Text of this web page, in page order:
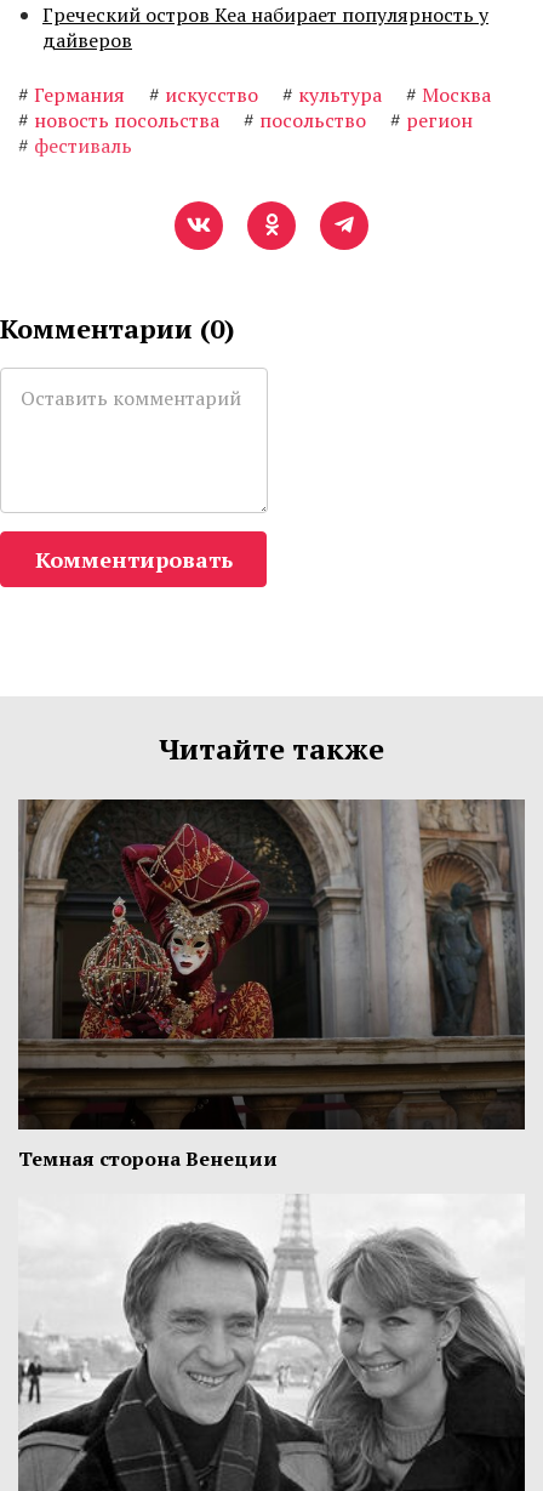
Греческий остров Кеа набирает популярность у
дайверов
# Германия # искусство # культура # Москва
# новость посольства # посольство # регион
# фестиваль
Комментарии (0)
Комментировать
Читайте также
Темная сторона Венеции